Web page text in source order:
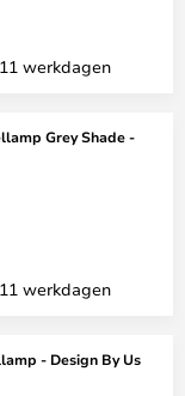
werkdagen
Grey Shade -
werkdagen
- Design By Us